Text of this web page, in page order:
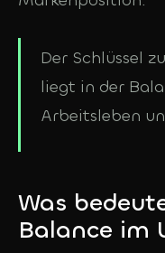
Der Schlüssel
liegt in der
Arbeitsleben
Was
Balance im